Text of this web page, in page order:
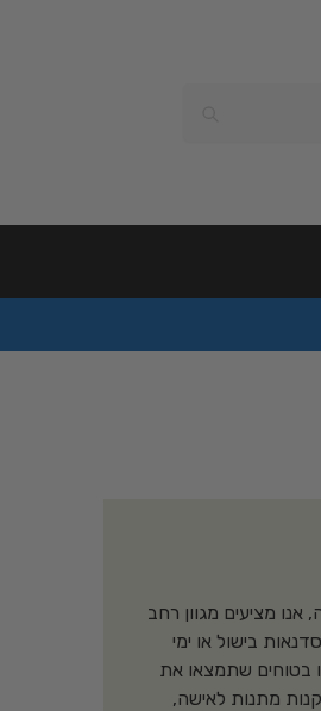
מציעים מגוון רחב
בישול או ימי
בטוחים שתמצאו את
מתנות לאישה,